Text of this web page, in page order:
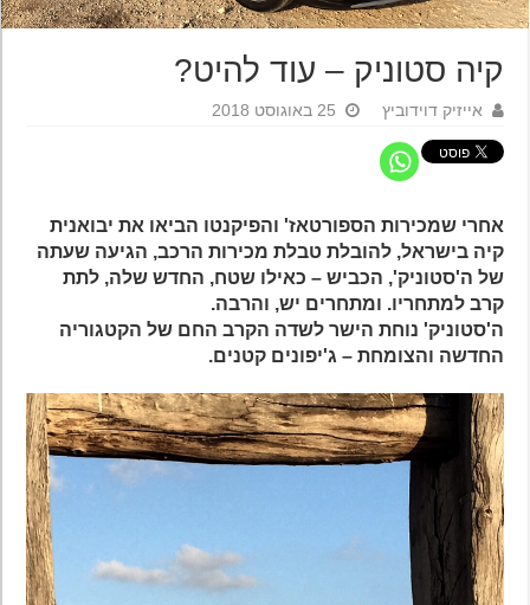
קיה סטוניק – עוד להיט?
אייזיק דוידוביץ 25 באוגוסט 2018
אחרי שמכירות הספורטאז' והפיקנטו הביאו את יבואנית
קיה בישראל, להובלת טבלת מכירות הרכב, הגיעה שעתה
של ה'סטוניק', הכביש – כאילו שטח, החדש שלה, לתת
קרב למתחריו. ומתחרים יש, והרבה.
ה'סטוניק' נוחת הישר לשדה הקרב החם של הקטגוריה
החדשה והצומחת – ג'יפונים קטנים.